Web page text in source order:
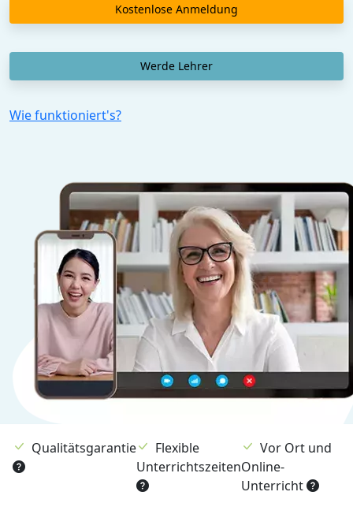
Kostenlose Anmeldung
Werde Lehrer
Wie funktioniert's?
Qualitätsgarantie
Flexible
Unterrichtszeiten
Vor Ort und
Online-
Unterricht